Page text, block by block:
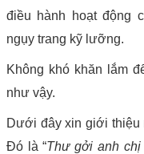
điều hành hoạt động
ngụy trang kỹ lưỡng.
Không khó khăn lắm
như vậy.
Dưới đây xin giới thiệu
Đó là “Thư gởi anh chị